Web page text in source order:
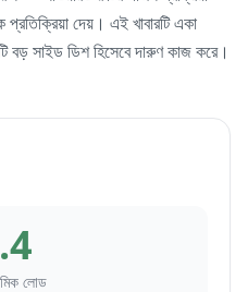
প্রতিক্রিয়া দেয়। এই খাবারটি একা
বড় সাইড ডিশ হিসেবে দারুণ কাজ করে।
লোড